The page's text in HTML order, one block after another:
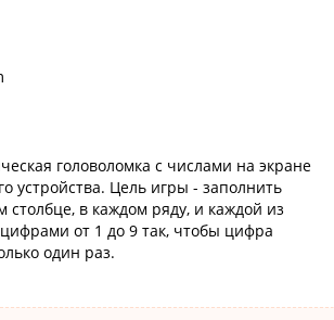
головоломка с числами на экране
устройства. Цель игры - заполнить
столбце, в каждом ряду, и каждой из
цифрами от 1 до 9 так, чтобы цифра
один раз.